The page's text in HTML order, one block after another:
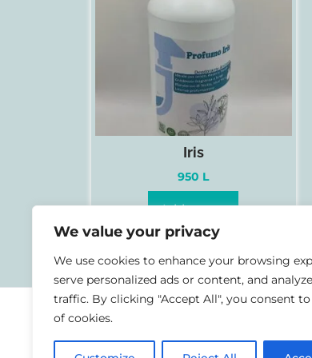
We value your privacy
We use cookies to enhance your browsing
serve personalized ads or content, and
traffic. By clicking "Accept All", you consent
of cookies.
Iris
950 L
Add to cart
pastërtorësh cilësor